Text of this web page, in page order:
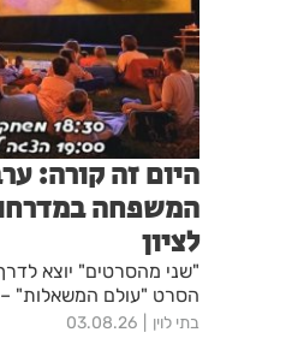
היום זה קורה:
המשפחה
לציון
"שני מהסרטים" יוצא
הסרט "עולם המשאלות"
בתי לוין 03.08.26